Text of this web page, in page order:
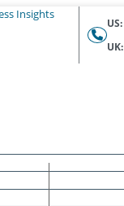
US:
UK: